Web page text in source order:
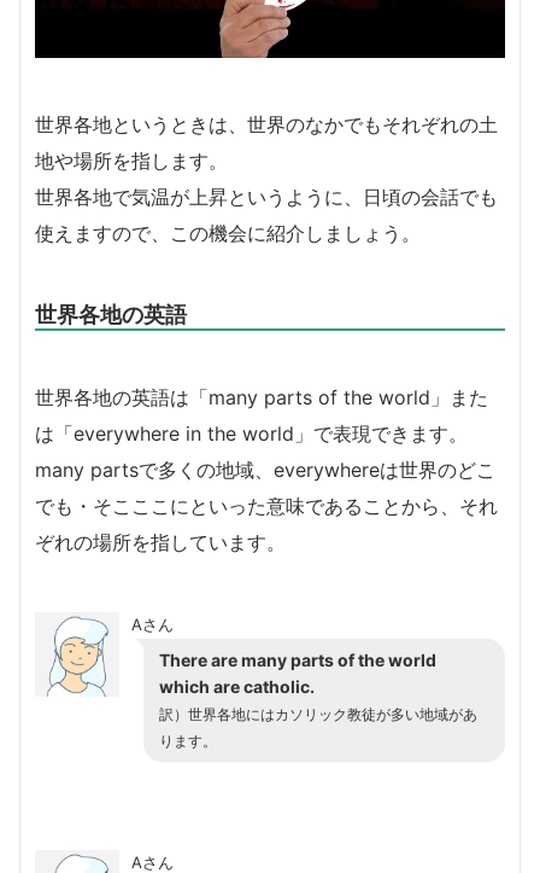
世界各地というときは、世界のなかでもそれぞれの土
地や場所を指します。
世界各地で気温が上昇というように、日頃の会話でも
使えますので、この機会に紹介しましょう。
世界各地の英語
世界各地の英語は「many parts of the world」また
は「everywhere in the world」で表現できます。
many partsで多くの地域、everywhereは世界のどこ
でも・そこここにといった意味であることから、それ
ぞれの場所を指しています。
Aさん
There are many parts of the world
which are catholic.
訳）世界各地にはカソリック教徒が多い地域があ
ります。
Aさん